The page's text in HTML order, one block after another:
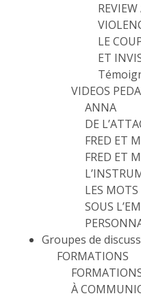
LE
ET
VIDEOS
ANNA
DE
FRED ET
FRED ET
LES MOTS
SOUS
Groupes de
FORMATIONS
À